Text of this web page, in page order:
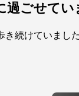
ごせてい